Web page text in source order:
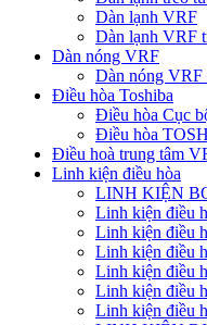
Dàn lạnh VRF
Dàn lạnh VRF
Dàn nóng VRF
Dàn nóng VRF
Điều hòa Toshiba
Điều hòa Cục
Điều hòa
Điều hoà trung tâm
Linh kiện điều hòa
LINH KIỆN
Linh kiện điều
Linh kiện điều
Linh kiện điều
Linh kiện điều
Linh kiện điều
Linh kiện điều